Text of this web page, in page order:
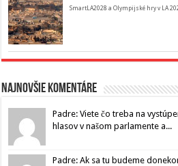
SmartLA2028 a Olympijské hry v LA
Najnovšie komentáre
Padre: Viete čo treba na
hlasov v našom parlamente a...
Padre: Ak sa tu budeme